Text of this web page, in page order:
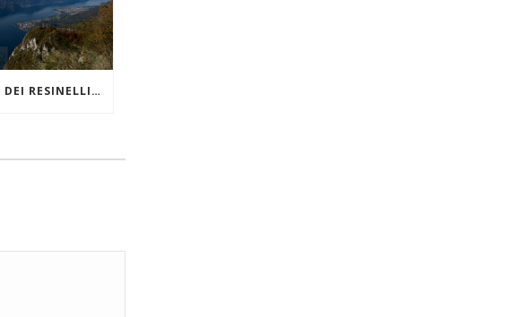
PIANI DEI RESINELLI_ FORCELLINO_VISTA VERSO NORD